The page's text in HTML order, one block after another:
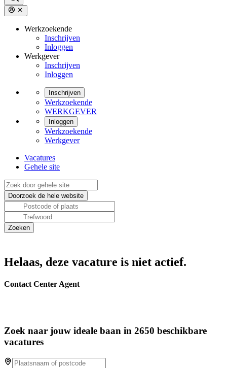
Werkzoekende
Inschrijven
Inloggen
Werkgever
Inschrijven
Inloggen
Inschrijven
Werkzoekende
WERKGEVER
Inloggen
Werkzoekende
Werkgever
Vacatures
Gehele site
Helaas, deze vacature is niet actief.
Contact Center Agent
Zoek naar jouw ideale baan in 2650 beschikbare
vacatures